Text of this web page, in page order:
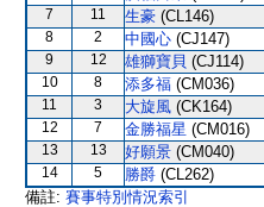
7 11 生豪 (CL146)
8 2 中國心 (CJ147)
9 12 雄獅寶貝 (CJ114)
10 8 添多福 (CM036)
11 3 大旋風 (CK164)
12 7 金勝福星 (CM016)
13 13 好願景 (CM040)
14 5 勝爵 (CL262)
備註: 賽事特別情況索引